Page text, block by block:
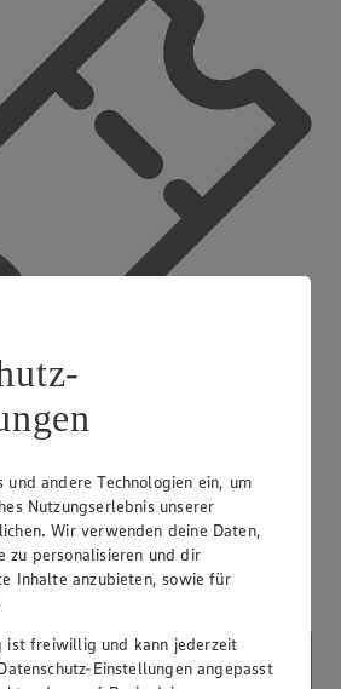
und andere Technologien ein, um
Nutzungserlebnis unserer
Wir verwenden deine Daten,
zu personalisieren und dir
Inhalte anzubieten, sowie für
ist freiwillig und kann jederzeit
Einstellungen angepasst